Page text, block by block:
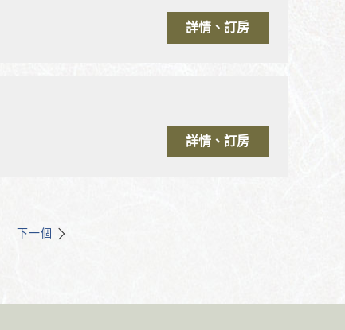
詳情、訂房
詳情、訂房
下一個